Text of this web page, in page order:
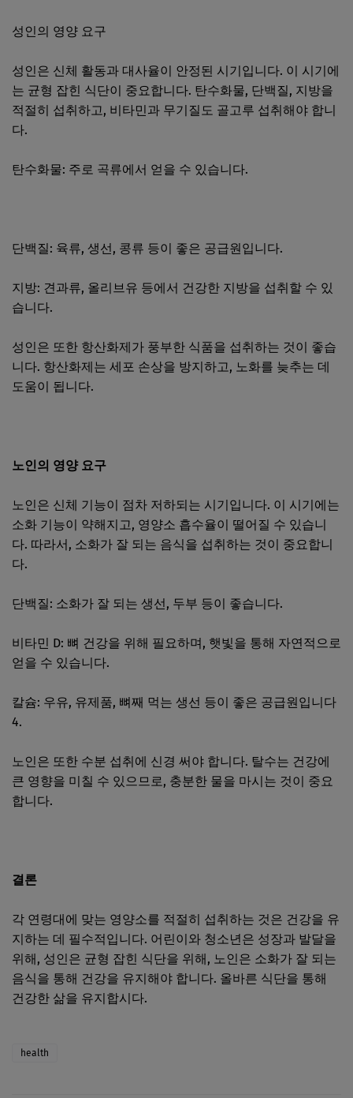
성인의 영양 요구
성인은 신체 활동과 대사율이 안정된 시기입니다. 이 시기에
는 균형 잡힌 식단이 중요합니다. 탄수화물, 단백질, 지방을
적절히 섭취하고, 비타민과 무기질도 골고루 섭취해야 합니
다.
탄수화물: 주로 곡류에서 얻을 수 있습니다.
단백질: 육류, 생선, 콩류 등이 좋은 공급원입니다.
지방: 견과류, 올리브유 등에서 건강한 지방을 섭취할 수 있
습니다.
성인은 또한 항산화제가 풍부한 식품을 섭취하는 것이 좋습
니다. 항산화제는 세포 손상을 방지하고, 노화를 늦추는 데
도움이 됩니다.
노인의 영양 요구
노인은 신체 기능이 점차 저하되는 시기입니다. 이 시기에는
소화 기능이 약해지고, 영양소 흡수율이 떨어질 수 있습니
다. 따라서, 소화가 잘 되는 음식을 섭취하는 것이 중요합니
다.
단백질: 소화가 잘 되는 생선, 두부 등이 좋습니다.
비타민 D: 뼈 건강을 위해 필요하며, 햇빛을 통해 자연적으로
얻을 수 있습니다.
칼슘: 우유, 유제품, 뼈째 먹는 생선 등이 좋은 공급원입니다
4.
노인은 또한 수분 섭취에 신경 써야 합니다. 탈수는 건강에
큰 영향을 미칠 수 있으므로, 충분한 물을 마시는 것이 중요
합니다.
결론
각 연령대에 맞는 영양소를 적절히 섭취하는 것은 건강을 유
지하는 데 필수적입니다. 어린이와 청소년은 성장과 발달을
위해, 성인은 균형 잡힌 식단을 위해, 노인은 소화가 잘 되는
음식을 통해 건강을 유지해야 합니다. 올바른 식단을 통해
건강한 삶을 유지합시다.
health